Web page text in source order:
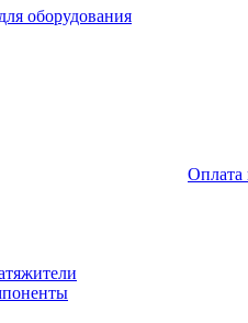
оборудования
Оплата